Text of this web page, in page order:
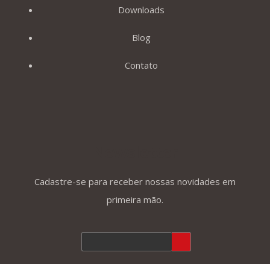
Downloads
Blog
Contato
Cadastre-se para receber nossas novidades em
primeira mão.